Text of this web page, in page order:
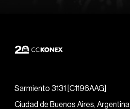
Sarmiento 3131 [C1196AAG]
Ciudad de Buenos Aires, Argentina